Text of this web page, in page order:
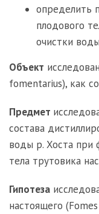
определить
плодового
очистки
Объект
fomentarius), как
Предмет
состава
воды р. Хоста при
тела трутовика
Гипотеза
настоящего